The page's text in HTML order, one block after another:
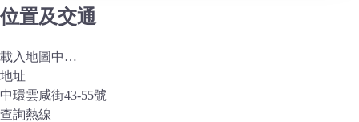
位置及交通
載入地圖中…
地址
中環雲咸街43-55號
查詢熱線